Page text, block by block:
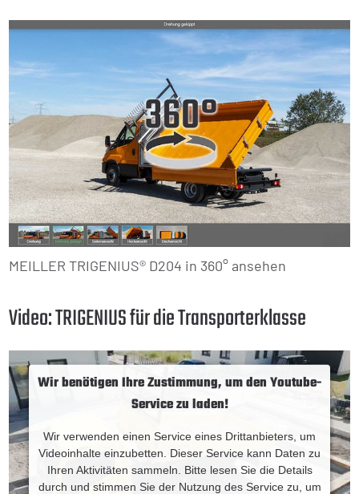
MEILLER TRIGENIUS® D204 in 360° ansehen
Video: TRIGENIUS für die Transporterklasse
Wir benötigen Ihre Zustimmung, um den Youtube-
Service zu laden!
Wir verwenden einen Service eines Drittanbieters, um
Videoinhalte einzubetten. Dieser Service kann Daten zu
Ihren Aktivitäten sammeln. Bitte lesen Sie die Details
durch und stimmen Sie der Nutzung des Service zu, um